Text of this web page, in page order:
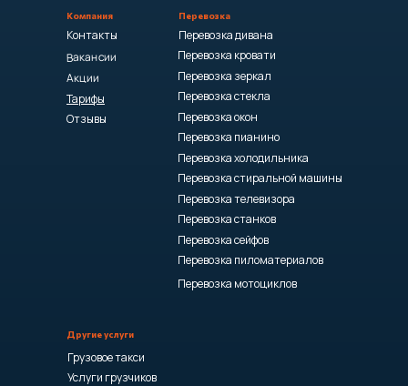
Компания
Контакты
Вакансии
Отзывы
Акции
Другие услуги
Перевозка
Перевозка дивана
Перевозка кровати
Перевозка зеркал
Перевозка стекла
Перевозка окон
Перевозка пианино
Перевозка холодильника
Перевозка стиральной машины
Перевозка телевизора
Перевозка станков
Перевозка сейфов
Перевозка пиломатериалов
Перевозка мотоциклов
Услуги грузчиков
Грузовое такси
Тарифы